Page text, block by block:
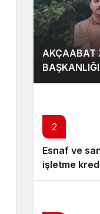
AKÇAABAT
2
Esnaf ve
işletme